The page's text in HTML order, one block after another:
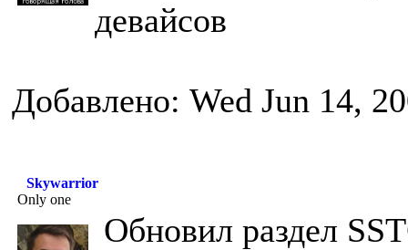
девайсов
Добавлено: Wed Jun 14,
Skywarrior
Only one
Обновил раздел